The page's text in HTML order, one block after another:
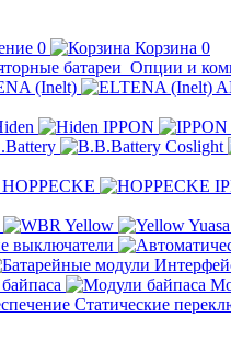
0 Корзина 0
батареи Опции и
(Inelt)
IPPON
Coslight
HOPPECKE
Yellow Yuasa
выключатели
Статические